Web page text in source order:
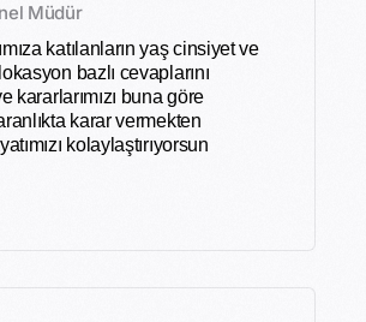
Müdür
katılanların yaş cinsiyet ve
bazlı cevaplarını
kararlarımızı buna göre
karar vermekten
kolaylaştırıyorsun